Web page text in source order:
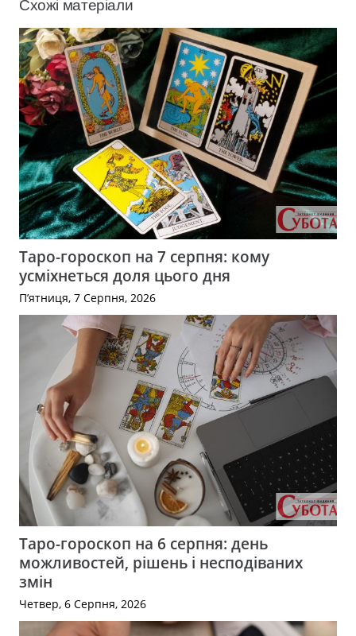
Схожі матеріали
Таро-гороскоп на 7 серпня: кому
усміхнеться доля цього дня
П’ятниця, 7 Серпня, 2026
Таро-гороскоп на 6 серпня: день
можливостей, рішень і несподіваних
змін
Четвер, 6 Серпня, 2026